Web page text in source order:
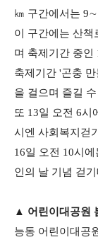
㎞ 구간에서는
이 구간에는 산책
며 축제기간 중
축제기간 '곤충
을 걸으며 즐길
또 13일 오전 6시
시엔 사회복지걷
16일 오전 10시
인의 날 기념 걷
▲ 어린이대공원
능동 어린이대공